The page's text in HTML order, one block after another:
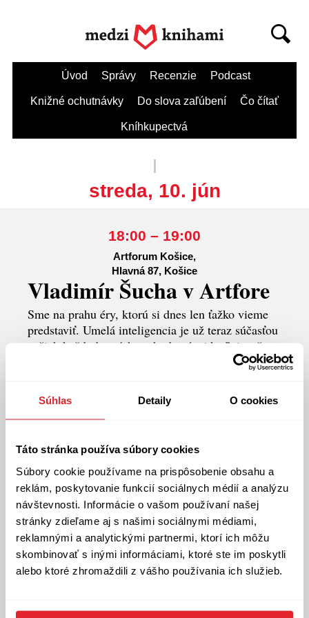
Súhlas Detaily O cookies
Táto stránka používa súbory cookies
Súbory cookie používame na prispôsobenie obsahu a
reklám, poskytovanie funkcií sociálnych médií a analýzu
návštevnosti. Informácie o vašom používaní našej
stránky zdieľame aj s našimi sociálnymi médiami,
reklamnými a analytickými partnermi, ktorí ich môžu
skombinovať s inými informáciami, ktoré ste im poskytli
alebo ktoré zhromaždili z vášho používania ich služieb.
Úvod Správy Recenzie Podcast
Knižné ochutnávky Do slova zaľúbení Čo čítať
Kníhkupectvá
streda, 10. jún
18:00 – 19:00
Artforum Košice,
Hlavná 87, Košice
Vladimír Šucha v Artfore
Sme na prahu éry, ktorú si dnes len ťažko vieme
predstaviť. Umelá inteligencia je už teraz súčasťou
našich každodenných rozhodnutí, aj keď si to často
neuvedomujeme. Táto kniha nie je manuál o
praktických rád o tom, ako AI mení prácu, vzťahy,
politiku či vzdelávanie.
Vladimíra Šuchu Keď stroje začnú myslieť v stredu
10.6. od 18:00 do košického Artfora na Hlavnú ul.
87
Večer moderuje Saša Petrášová.
Otázka nie je, či AI zmení náš život. Už ho mení.
Otázka je, či týmto zmenám budeme rozumieť a
dokážeme ich formovať v náš prospech.